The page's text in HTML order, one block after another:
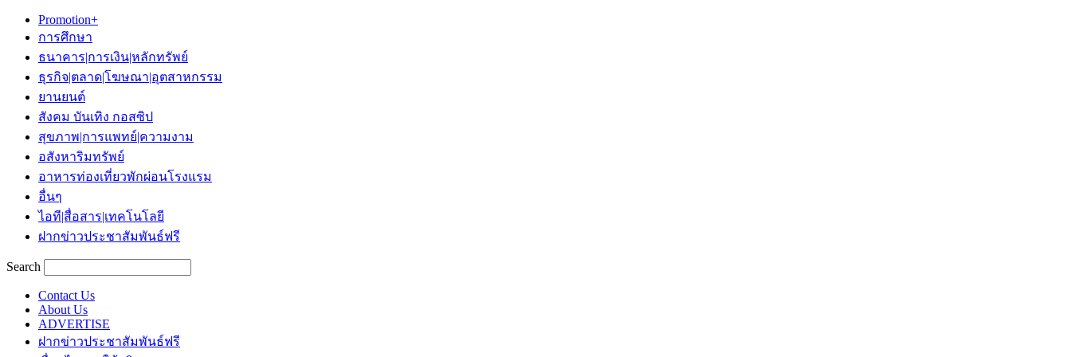
Promotion+
การศึกษา
ธนาคาร|การเงิน|หลักทรัพย์
ธุรกิจ|ตลาด|โฆษณา|อุตสาหกรรม
ยานยนต์
สังคม บันเทิง กอสซิป
สุขภาพ|การแพทย์|ความงาม
อสังหาริมทรัพย์
อาหารท่องเที่ยวพักผ่อนโรงแรม
อื่นๆ
ไอที|สื่อสาร|เทคโนโลยี
ฝากข่าวประชาสัมพันธ์ฟรี
Search
Contact Us
About Us
ADVERTISE
ฝากข่าวประชาสัมพันธ์ฟรี